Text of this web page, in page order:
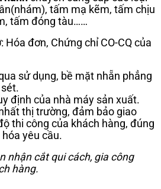
tấm mạ kẽm, tấm chịu
tấm đóng tàu……
Hóa đơn, Chứng chỉ CO-CQ của
sử dụng, bề mặt nhẵn phẳng
định của nhà máy sản xuất.
thị trường, đảm bảo giao
thi công của khách hàng, đúng
yêu cầu.
nhận cắt qui cách, gia công
hàng.